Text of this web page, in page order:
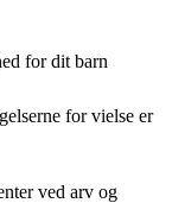
for dit barn
for vielse er
ved arv og